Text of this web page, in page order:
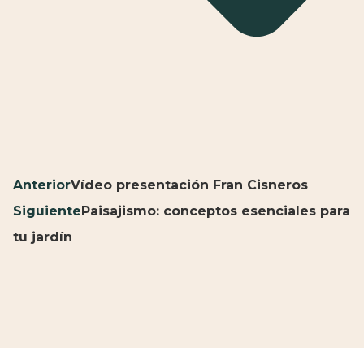
AnteriorVídeo presentación Fran Cisneros
SiguientePaisajismo: conceptos esenciales para
tu jardín